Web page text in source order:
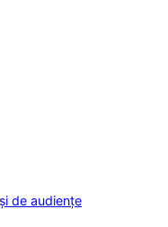
de audiențe